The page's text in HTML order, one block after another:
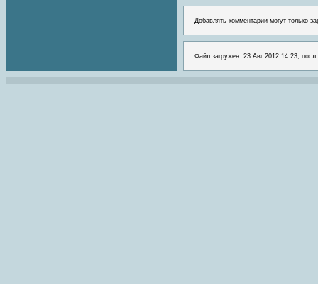
Добавлять комментарии могут только
Файл загружен: 23 Авг 2012 14:23,